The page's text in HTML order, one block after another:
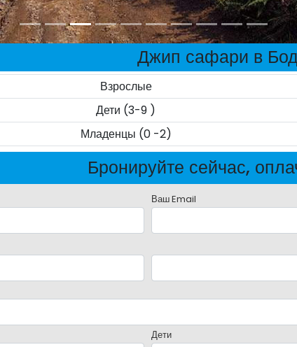
Джип сафари в
Взрослые
Дети (3-9 )
Младенцы (0 -2)
Бронируйте сейчас,
Ваш Email
Дети